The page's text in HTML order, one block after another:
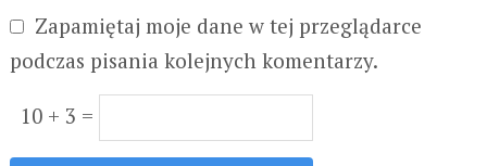
Zapamiętaj moje dane w tej przeglądarce
podczas pisania kolejnych komentarzy.
10 + 3 =